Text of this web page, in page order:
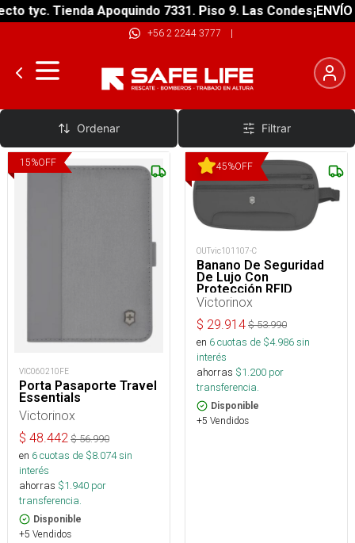
tyc. Tienda Apoquindo 7331. Piso 9. Las Condes¡ENVÍO
+56 2 2244 3777 |
Porta Documentos
Ordenar Filtrar
15%OFF
VIC060210FE
Porta Pasaporte Travel
Essentials
Victorinox
$ 48.442 $56.990
en 6cuotas de $8.074sin
interés
ahorras $1.940 por
transferencia.
Disponible
+5 Vendidos
45%OFF
OUTvic101107-C
Banano De Seguridad
De Lujo Con
Protección RFID
Victorinox
$ 29.914 $53.990
en 6cuotas de $4.986sin
interés
ahorras $1.200 por
transferencia.
Disponible
+5 Vendidos